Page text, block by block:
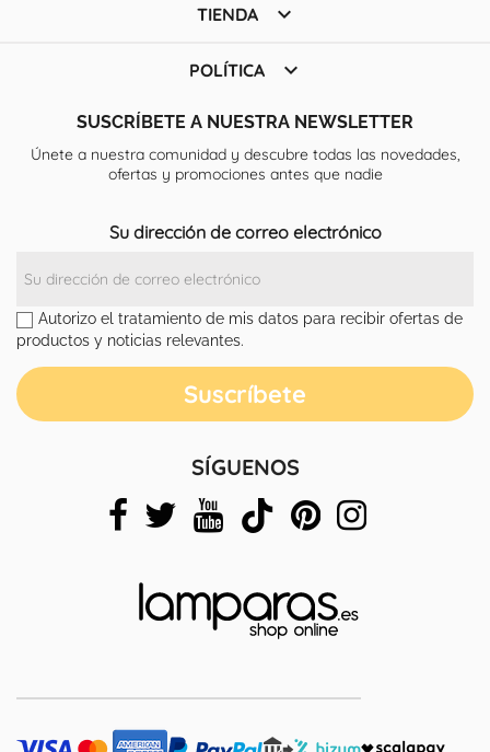
TIENDA 
POLÍTICA 
SUSCRÍBETE A NUESTRA NEWSLETTER
Únete a nuestra comunidad y descubre todas las novedades,
ofertas y promociones antes que nadie
Su dirección de correo electrónico
Autorizo el tratamiento de mis datos para recibir ofertas de
productos y noticias relevantes.
SÍGUENOS